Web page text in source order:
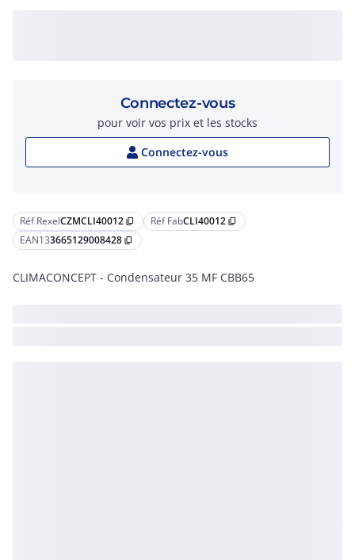
Réf RexelCZMCLI40012 content_copy Réf FabCLI40012 content_copy
EAN133665129008428 content_copy
CLIMACONCEPT - Condensateur 35 MF CBB65
Connectez-vous
pour voir vos prix et les stocks
Connectez-vous